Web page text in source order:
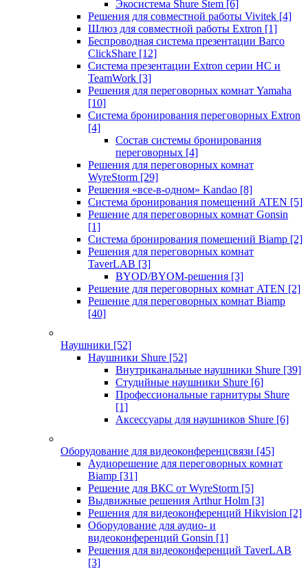
Экосистема Shure Stem [6]
Решения для совместной работы Vivitek [4]
Шлюз для совместной работы Extron [1]
Беспроводная система презентации Barco
ClickShare [12]
Система презентации Extron серии HC и
TeamWork [3]
Решения для переговорных комнат Yamaha
[10]
Система бронирования переговорных Extron
[4]
Состав системы бронирования
переговорных [4]
Решения для переговорных комнат
WyreStorm [29]
Решения «все-в-одном» Kandao [8]
Система бронирования помещений ATEN [5]
Решение для переговорных комнат Gonsin
[1]
Система бронирования помещений Biamp [2]
Решения для переговорных комнат
TaverLAB [3]
BYOD/BYOM-решения [3]
Решение для переговорных комнат ATEN [2]
Решение для переговорных комнат Biamp
[40]
Наушники [52]
Наушники Shure [52]
Внутриканальные наушники Shure [39]
Студийные наушники Shure [6]
Профессиональные гарнитуры Shure
[1]
Аксессуары для наушников Shure [6]
Оборудование для видеоконференцсвязи [45]
Аудиорешение для переговорных комнат
Biamp [31]
Решение для ВКС от WyreStorm [5]
Выдвижные решения Arthur Holm [3]
Решения для видеоконференций Hikvision [2]
Оборудование для аудио- и
видеоконференций Gonsin [1]
Решения для видеоконференций TaverLAB
[3]